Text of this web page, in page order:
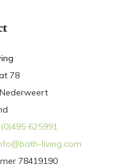
78
625991
living.com
78419190